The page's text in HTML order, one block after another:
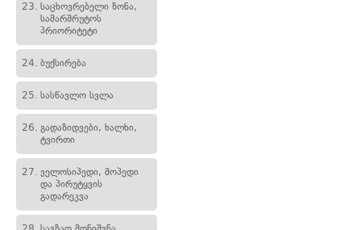
23. საცხოვრებელი ზონა,
სამარშრუტოს
პრიორიტეტი
24. ბუქსირება
25. სასწავლო სვლა
26. გადაზიდვები, ხალხი,
ტვირთი
27. ველოსიპედი, მოპედი
და პირუტყვის
გადარეკვა